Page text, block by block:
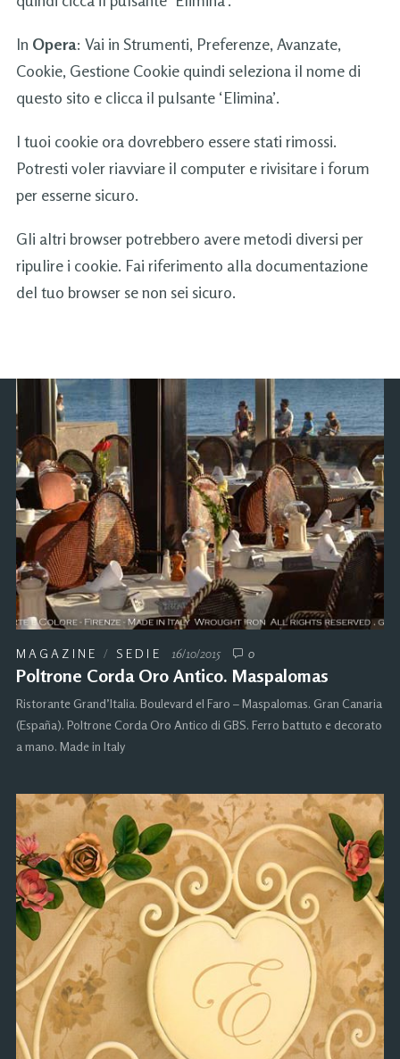
In Opera: Vai in Strumenti, Preferenze, Avanzate,
Cookie, Gestione Cookie quindi seleziona il nome di
questo sito e clicca il pulsante ‘Elimina’.
I tuoi cookie ora dovrebbero essere stati rimossi.
Potresti voler riavviare il computer e rivisitare i forum
per esserne sicuro.
Gli altri browser potrebbero avere metodi diversi per
ripulire i cookie. Fai riferimento alla documentazione
del tuo browser se non sei sicuro.
MAGAZINE / SEDIE 16/10/2015 0
Poltrone Corda Oro Antico. Maspalomas
Ristorante Grand’Italia. Boulevard el Faro – Maspalomas. Gran Canaria
(España). Poltrone Corda Oro Antico di GBS. Ferro battuto e decorato
a mano. Made in Italy